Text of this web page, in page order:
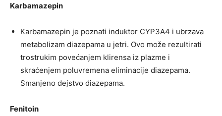
Karbamazepin
Karbamazepin je poznati induktor CYP3A4 i ubrzava
metabolizam diazepama u jetri. Ovo može rezultirati
trostrukim povećanjem klirensa iz plazme i
skraćenjem poluvremena eliminacije diazepama.
Smanjeno dejstvo diazepama.
Fenitoin